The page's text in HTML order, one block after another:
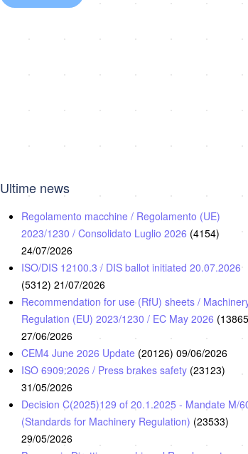
Ultime news
Regolamento macchine / Regolamento (UE)
2023/1230 / Consolidato Luglio 2026 (4154)
24/07/2026
ISO/DIS 12100.3 / DIS ballot initiated 20.07.2026
(5312) 21/07/2026
Recommendation for use (RfU) sheets /
Regulation (EU) 2023/1230 / EC May 2026
27/06/2026
CEM4 June 2026 Update (20126) 09/06/2026
ISO 6909:2026 / Press brakes safety (23123)
31/05/2026
Decision C(2025)129 of 20.1.2025 - Mandate M/
(Standards for Machinery Regulation) (23533)
29/05/2026